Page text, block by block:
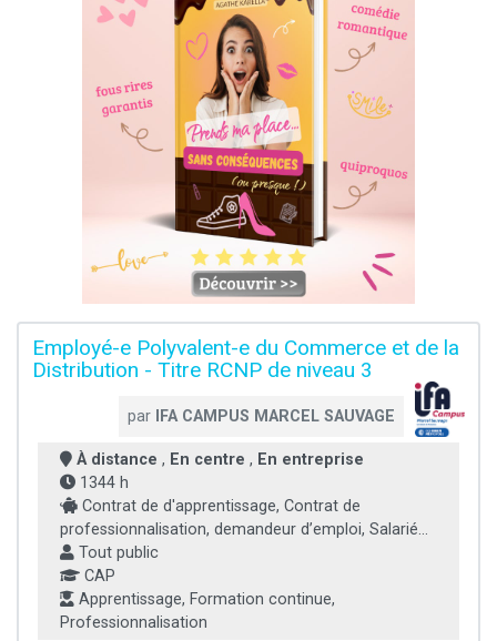
Employé-e Polyvalent-e du Commerce et de la
Distribution - Titre RCNP de niveau 3
par IFA CAMPUS MARCEL SAUVAGE
À distance , En centre , En entreprise
1344 h
Contrat de d'apprentissage, Contrat de
professionnalisation, demandeur d’emploi, Salarié...
Tout public
CAP
Apprentissage, Formation continue,
Professionnalisation